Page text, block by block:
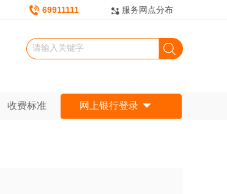
69911111 服务网点分布
收费标准 网上银行登录